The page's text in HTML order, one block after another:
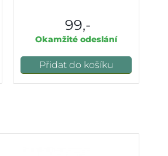
99,-
Okamžité odeslání
Přidat do košíku